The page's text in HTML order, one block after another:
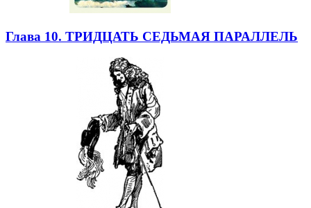
Глава 10. ТРИДЦАТЬ СЕДЬМАЯ ПАРАЛЛЕЛЬ